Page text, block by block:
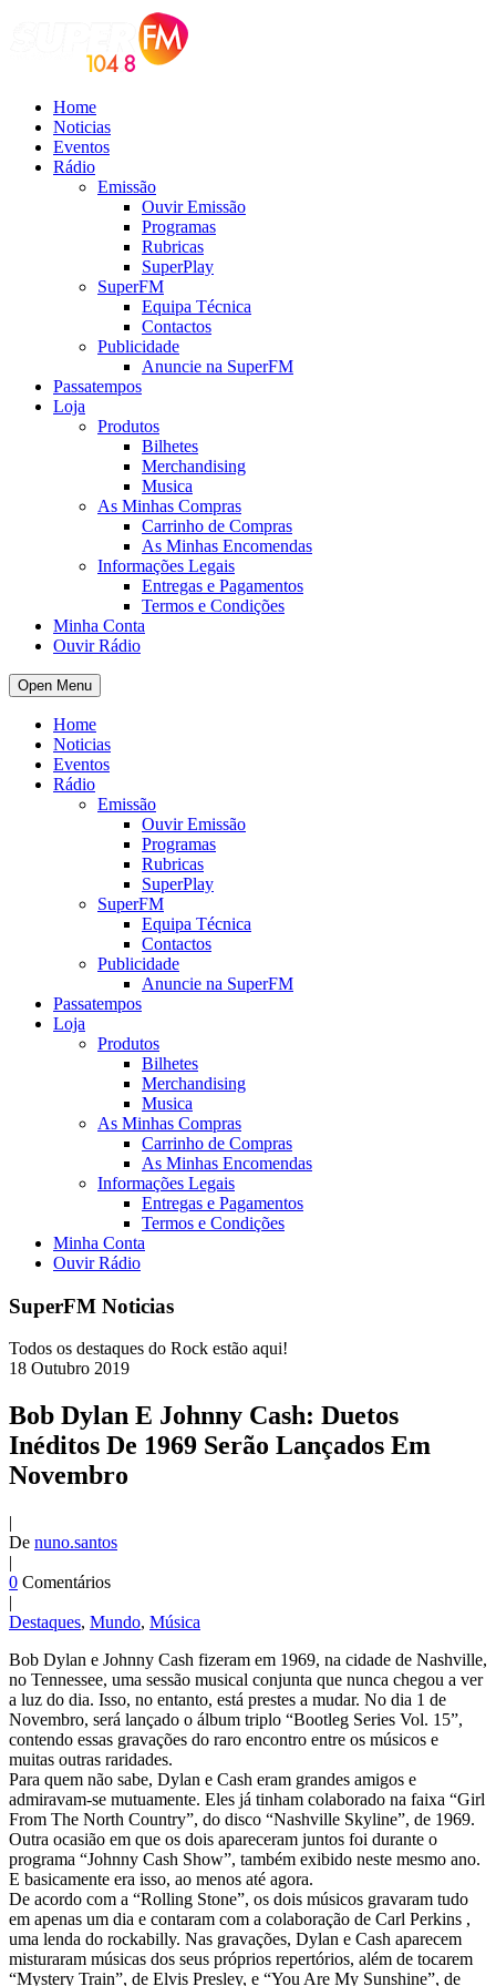
Home
Noticias
Eventos
Rádio
Emissão
Ouvir Emissão
Programas
Rubricas
SuperPlay
SuperFM
Equipa Técnica
Contactos
Publicidade
Anuncie na SuperFM
Passatempos
Loja
Produtos
Bilhetes
Merchandising
Musica
As Minhas Compras
Carrinho de Compras
As Minhas Encomendas
Informações Legais
Entregas e Pagamentos
Termos e Condições
Minha Conta
Ouvir Rádio
Open Menu
Home
Noticias
Eventos
Rádio
Emissão
Ouvir Emissão
Programas
Rubricas
SuperPlay
SuperFM
Equipa Técnica
Contactos
Publicidade
Anuncie na SuperFM
Passatempos
Loja
Produtos
Bilhetes
Merchandising
Musica
As Minhas Compras
Carrinho de Compras
As Minhas Encomendas
Informações Legais
Entregas e Pagamentos
Termos e Condições
Minha Conta
Ouvir Rádio
SuperFM Noticias
Todos os destaques do Rock estão aqui!
18 Outubro 2019
Bob Dylan E Johnny Cash: Duetos
Inéditos De 1969 Serão Lançados Em
Novembro
|
De nuno.santos
|
0 Comentários
|
Destaques, Mundo, Música
Bob Dylan e Johnny Cash fizeram em 1969, na cidade de Nashville,
no Tennessee, uma sessão musical conjunta que nunca chegou a ver
a luz do dia. Isso, no entanto, está prestes a mudar. No dia 1 de
Novembro, será lançado o álbum triplo “Bootleg Series Vol. 15”,
contendo essas gravações do raro encontro entre os músicos e
muitas outras raridades.
Para quem não sabe, Dylan e Cash eram grandes amigos e
admiravam-se mutuamente. Eles já tinham colaborado na faixa “Girl
From The North Country”, do disco “Nashville Skyline”, de 1969.
Outra ocasião em que os dois apareceram juntos foi durante o
programa “Johnny Cash Show”, também exibido neste mesmo ano.
E basicamente era isso, ao menos até agora.
De acordo com a “Rolling Stone”, os dois músicos gravaram tudo
em apenas um dia e contaram com a colaboração de Carl Perkins ,
uma lenda do rockabilly. Nas gravações, Dylan e Cash aparecem
misturaram músicas dos seus próprios repertórios, além de tocarem
“Mystery Train”, de Elvis Presley, e “You Are My Sunshine”, de